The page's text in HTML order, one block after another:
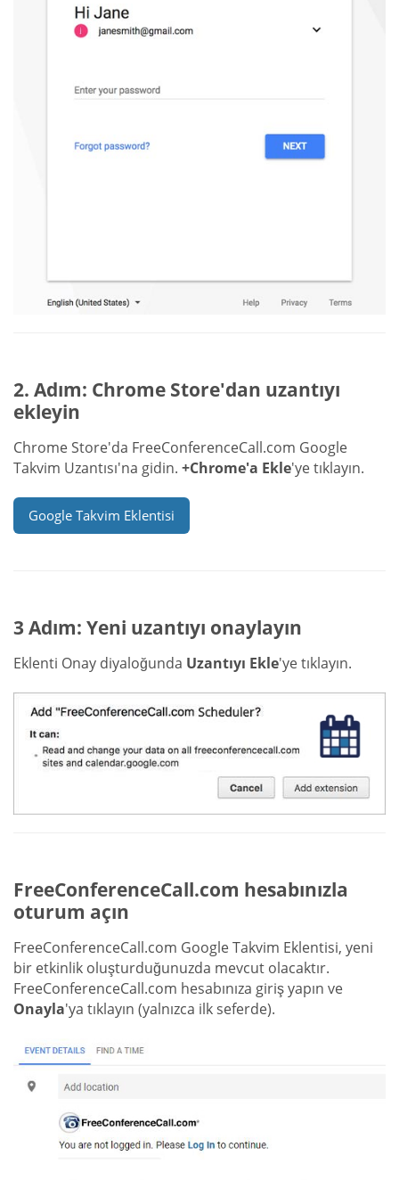
2. Adım: Chrome Store'dan uzantıyı
ekleyin
Chrome Store'da FreeConferenceCall.com Google
Takvim Uzantısı'na gidin. +Chrome'a Ekle'ye tıklayın.
Google Takvim Eklentisi
3 Adım: Yeni uzantıyı onaylayın
Eklenti Onay diyaloğunda Uzantıyı Ekle'ye tıklayın.
FreeConferenceCall.com hesabınızla
oturum açın
FreeConferenceCall.com Google Takvim Eklentisi, yeni
bir etkinlik oluşturduğunuzda mevcut olacaktır.
FreeConferenceCall.com hesabınıza giriş yapın ve
Onayla'ya tıklayın (yalnızca ilk seferde).